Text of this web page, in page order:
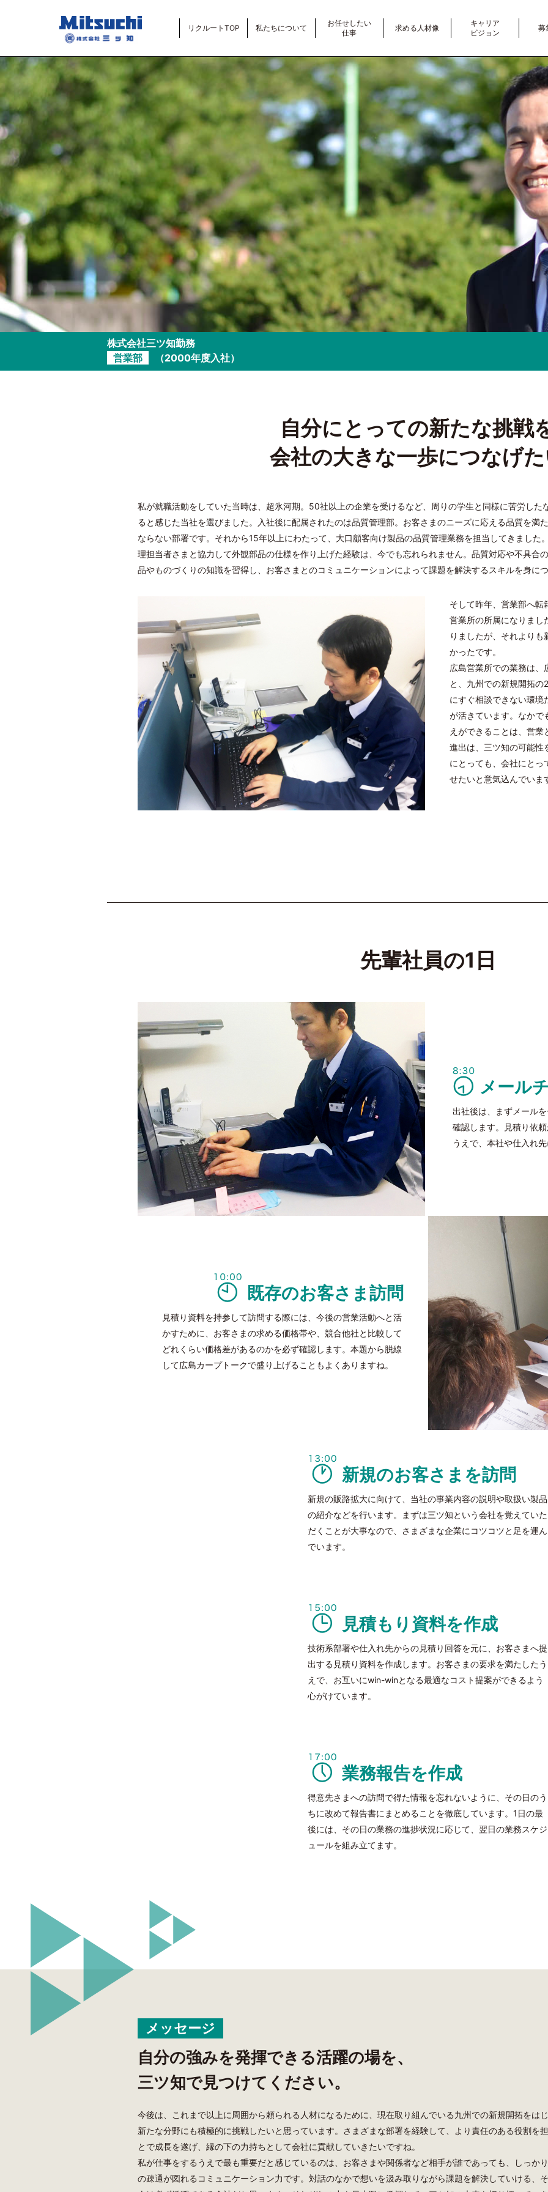
リクルートTOP 私たちについて
お任せしたい
仕事
求める人材像
キャリア
ビジョン
募
株式会社三ツ知勤務
営業部
（2000年度入社）
自分にとっての新たな挑戦
会社の大きな一歩につなげ
私が就職活動をしていた当時は、超氷河期。50社以上の企業を受けるなど、周りの学生と同様に苦労した
ると感じた当社を選びました。入社後に配属されたのは品質管理部。お客さまのニーズに応える品質を満
ならない部署です。それから15年以上にわたって、大口顧客向け製品の品質管理業務を担当してきました
理担当者さまと協力して外観部品の仕様を作り上げた経験は、今でも忘れられません。品質対応や不具合
品やものづくりの知識を習得し、お客さまとのコミュニケーションによって課題を解決するスキルを身に
そして昨年、営業部へ転
営業所の所属になりま
りましたが、それより
かったです。
広島営業所での業務は、
と、九州での新規開拓
にすぐ相談できない環境
が活きています。なかで
えができることは、営
進出は、三ツ知の可能性
にとっても、会社にとっ
せたいと意気込んでいま
先輩社員の1日
メール
出社後は、まずメール
確認します。見積り依
うえで、本社や仕入れ
既存のお客さま訪問
見積り資料を持参して訪問する際には、今後の営業活動へと活
かすために、お客さまの求める価格帯や、競合他社と比較して
どれくらい価格差があるのかを必ず確認します。本題から脱線
して広島カープトークで盛り上げることもよくありますね。
新規のお客さまを訪問
新規の販路拡大に向けて、当社の事業内容の説明や取扱い製品
の紹介などを行います。まずは三ツ知という会社を覚えていた
だくことが大事なので、さまざまな企業にコツコツと足を運ん
でいます。
見積もり資料を作成
技術系部署や仕入れ先からの見積り回答を元に、お客さまへ提
出する見積り資料を作成します。お客さまの要求を満たしたう
えで、お互いにwin-winとなる最適なコスト提案ができるよう
心がけています。
業務報告を作成
得意先さまへの訪問で得た情報を忘れないように、その日のう
ちに改めて報告書にまとめることを徹底しています。1日の最
後には、その日の業務の進捗状況に応じて、翌日の業務スケジ
ュールを組み立てます。
メッセージ
自分の強みを発揮できる活躍の場を、
三ツ知で見つけてください。
今後は、これまで以上に周囲から頼られる人材になるために、現在取り組んでいる九州での新規開拓をは
新たな分野にも積極的に挑戦したいと思っています。さまざまな部署を経験して、より責任のある役割を
とで成長を遂げ、縁の下の力持ちとして会社に貢献していきたいですね。
私が仕事をするうえで最も重要だと感じているのは、お客さまや関係者など相手が誰であっても、しっか
の疎通が図れるコミュニケーション力です。対話のなかで想いを汲み取りながら課題を解決していける、